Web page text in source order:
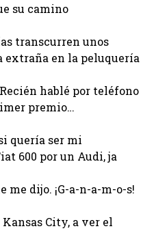
su camino
transcurren unos
extraña en la peluquería
hablé por teléfono
premio…
quería ser mi
600 por un Audi, ja
dijo. ¡G-a-n-a-m-o-s!
City, a ver el